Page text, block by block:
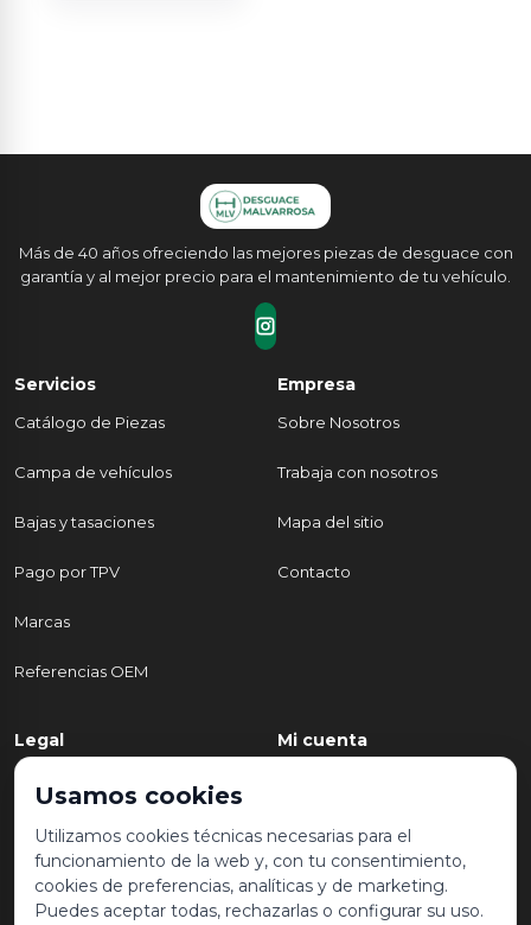
Más de 40 años ofreciendo las mejores piezas de desguace con
garantía y al mejor precio para el mantenimiento de tu vehículo.
Servicios
Catálogo de Piezas
Campa de vehículos
Bajas y tasaciones
Pago por TPV
Marcas
Referencias OEM
Empresa
Sobre Nosotros
Trabaja con nosotros
Mapa del sitio
Contacto
Legal
Política de Privacidad
Aviso legal y condiciones de
uso
Política de Cookies
Mi cuenta
Mis pedidos
Lista de deseos
Usamos cookies
Utilizamos cookies técnicas necesarias para el
funcionamiento de la web y, con tu consentimiento,
cookies de preferencias, analíticas y de marketing.
Puedes aceptar todas, rechazarlas o configurar su uso.